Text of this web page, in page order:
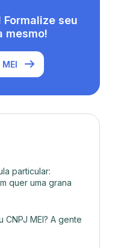
seu
mesmo!
particular:
quer uma grana
CNPJ MEI? A gente